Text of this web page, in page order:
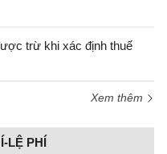
trừ khi xác định thuế
Xem thêm
LỆ PHÍ